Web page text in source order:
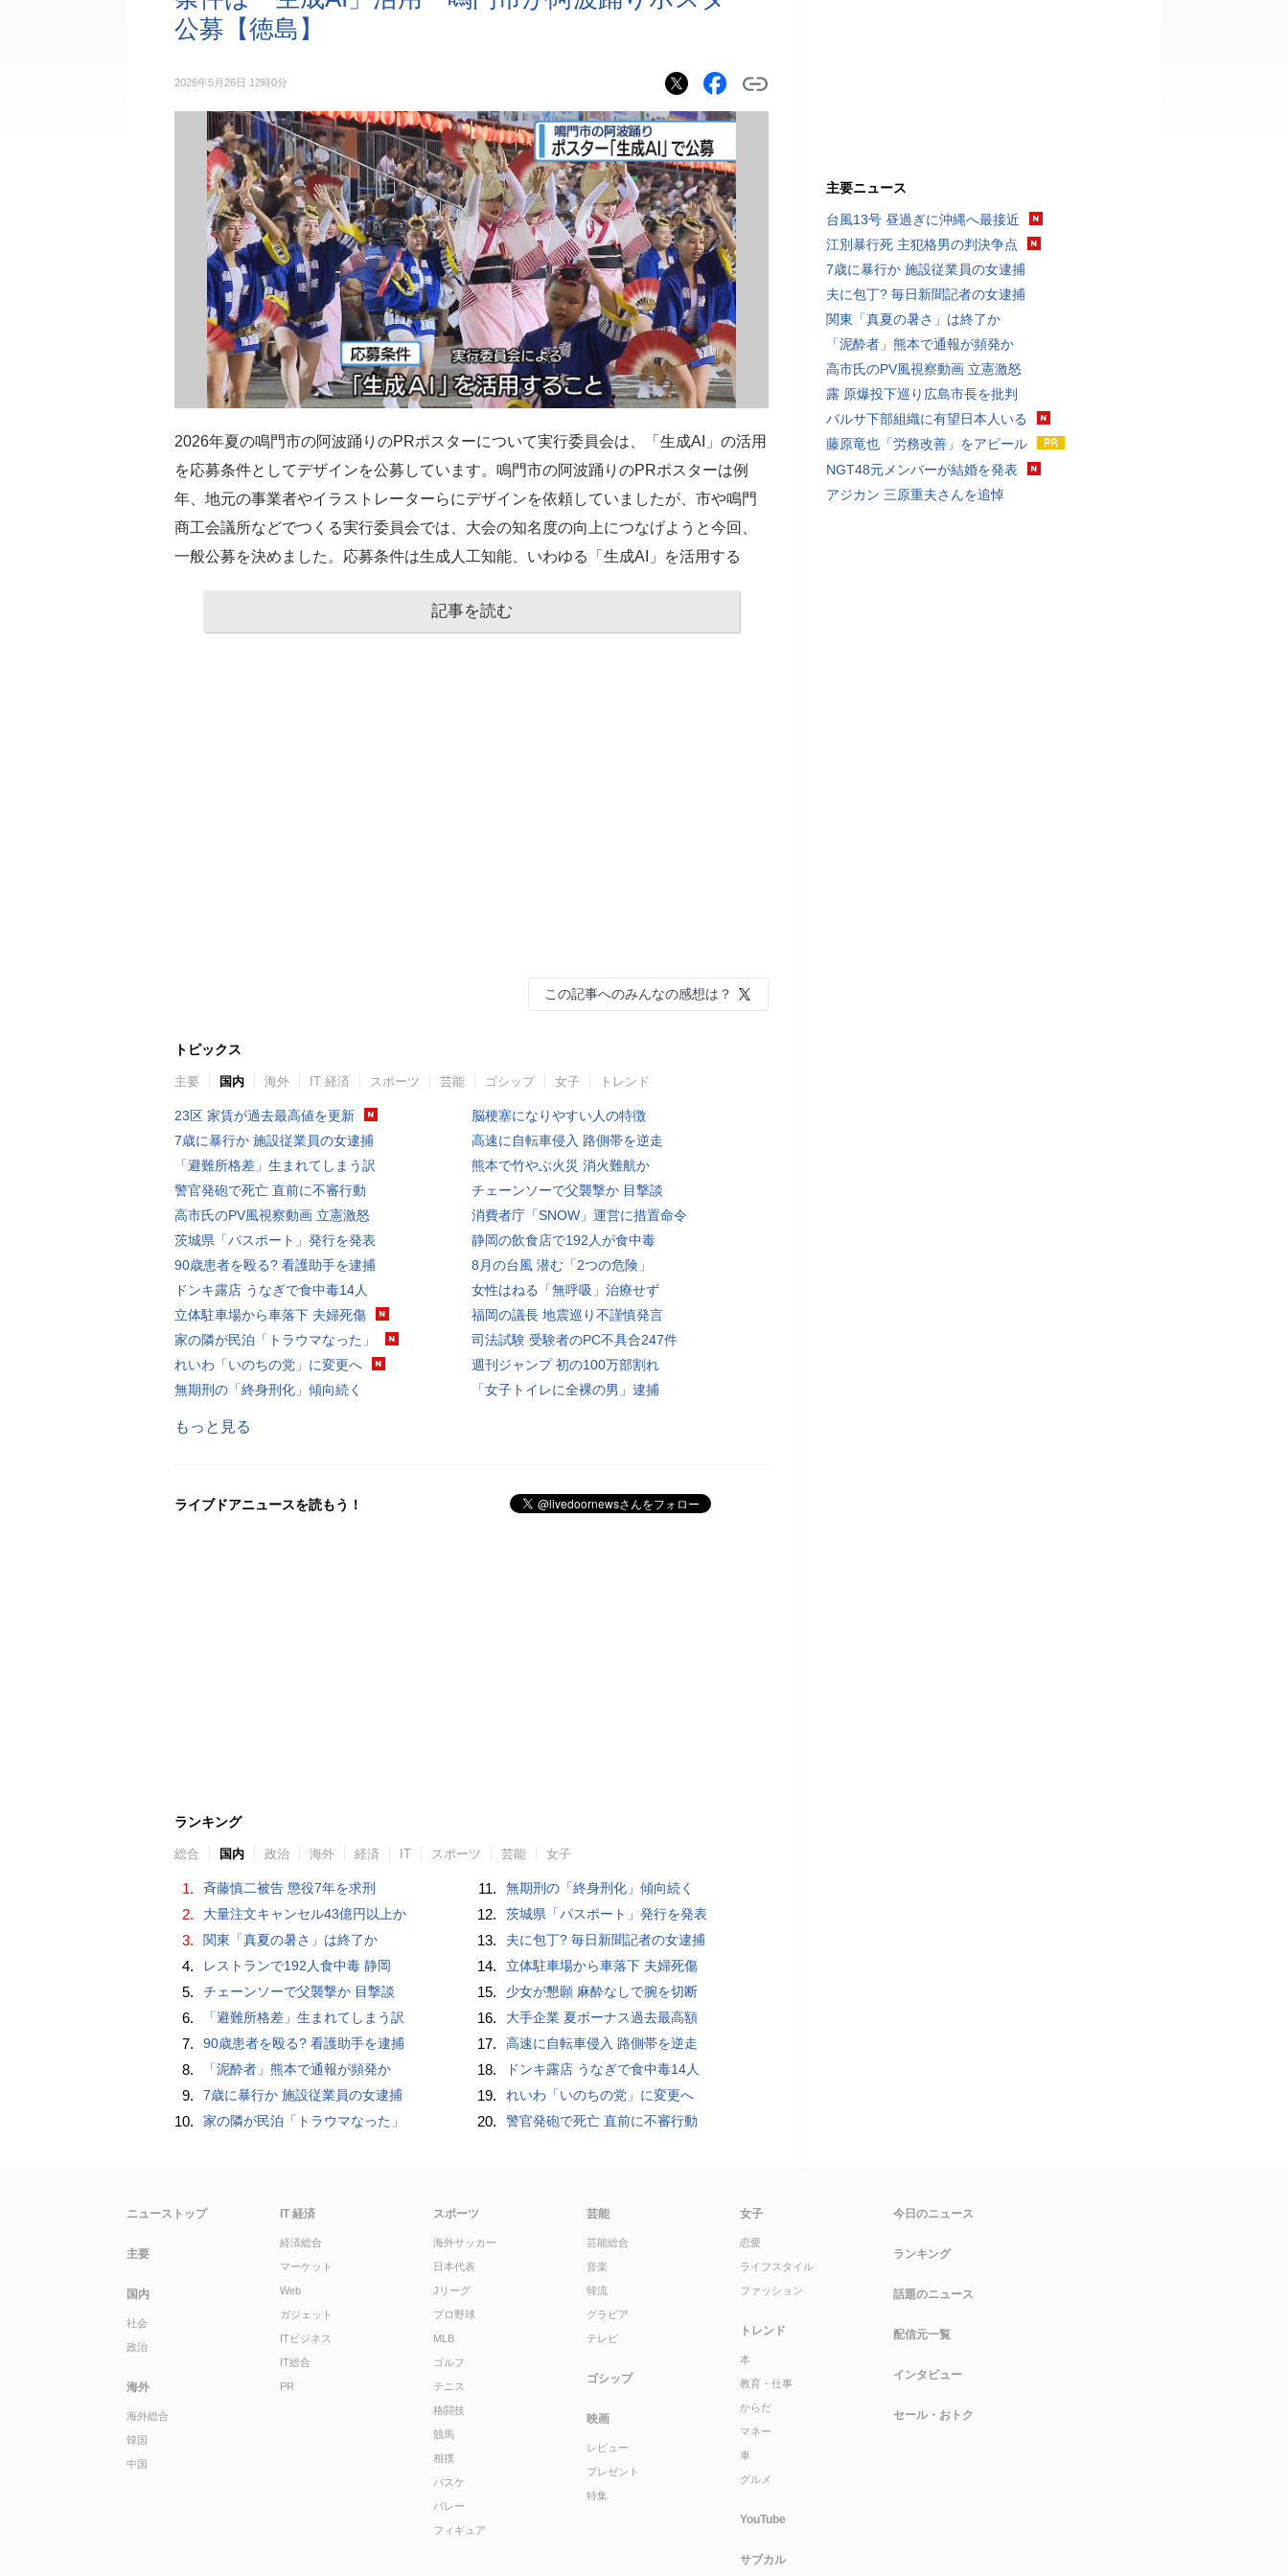
公募【徳島】
2026年5月26日 12時0分
2026年夏の鳴門市の阿波踊りのPRポスターについて実行委員会は、「生成AI」の活用
を応募条件としてデザインを公募しています。鳴門市の阿波踊りのPRポスターは例
年、地元の事業者やイラストレーターらにデザインを依頼していましたが、市や鳴門
商工会議所などでつくる実行委員会では、大会の知名度の向上につなげようと今回、
一般公募を決めました。応募条件は生成人工知能、いわゆる「生成AI」を活用する
記事を読む
この記事へのみんなの感想は？
トピックス
主要 国内 海外 IT 経済 スポーツ 芸能 ゴシップ 女子 トレンド
23区 家賃が過去最高値を更新
7歳に暴行か 施設従業員の女逮捕
「避難所格差」生まれてしまう訳
警官発砲で死亡 直前に不審行動
高市氏のPV風視察動画 立憲激怒
茨城県「パスポート」発行を発表
90歳患者を殴る? 看護助手を逮捕
ドンキ露店 うなぎで食中毒14人
立体駐車場から車落下 夫婦死傷
家の隣が民泊「トラウマなった」
れいわ「いのちの党」に変更へ
無期刑の「終身刑化」傾向続く
脳梗塞になりやすい人の特徴
高速に自転車侵入 路側帯を逆走
熊本で竹やぶ火災 消火難航か
チェーンソーで父襲撃か 目撃談
消費者庁「SNOW」運営に措置命令
静岡の飲食店で192人が食中毒
8月の台風 潜む「2つの危険」
女性はねる「無呼吸」治療せず
福岡の議長 地震巡り不謹慎発言
司法試験 受験者のPC不具合247件
週刊ジャンプ 初の100万部割れ
「女子トイレに全裸の男」逮捕
もっと見る
ライブドアニュースを読もう！
ランキング
総合 国内 政治 海外 経済 IT スポーツ 芸能 女子
1. 斉藤慎二被告 懲役7年を求刑
2. 大量注文キャンセル43億円以上か
3. 関東「真夏の暑さ」は終了か
4. レストランで192人食中毒 静岡
5. チェーンソーで父襲撃か 目撃談
6. 「避難所格差」生まれてしまう訳
7. 90歳患者を殴る? 看護助手を逮捕
8. 「泥酔者」熊本で通報が頻発か
9. 7歳に暴行か 施設従業員の女逮捕
10. 家の隣が民泊「トラウマなった」
11. 無期刑の「終身刑化」傾向続く
12. 茨城県「パスポート」発行を発表
13. 夫に包丁? 毎日新聞記者の女逮捕
14. 立体駐車場から車落下 夫婦死傷
15. 少女が懇願 麻酔なしで腕を切断
16. 大手企業 夏ボーナス過去最高額
17. 高速に自転車侵入 路側帯を逆走
18. ドンキ露店 うなぎで食中毒14人
19. れいわ「いのちの党」に変更へ
20. 警官発砲で死亡 直前に不審行動
主要ニュース
台風13号 昼過ぎに沖縄へ最接近
江別暴行死 主犯格男の判決争点
7歳に暴行か 施設従業員の女逮捕
夫に包丁? 毎日新聞記者の女逮捕
関東「真夏の暑さ」は終了か
「泥酔者」熊本で通報が頻発か
高市氏のPV風視察動画 立憲激怒
露 原爆投下巡り広島市長を批判
バルサ下部組織に有望日本人いる
藤原竜也「労務改善」をアピール
NGT48元メンバーが結婚を発表
アジカン 三原重夫さんを追悼
ニューストップ
主要
国内
社会
政治
海外
海外総合
韓国
中国
IT 経済
経済総合
マーケット
Web
ガジェット
ITビジネス
IT総合
PR
スポーツ
海外サッカー
日本代表
Jリーグ
プロ野球
MLB
ゴルフ
テニス
格闘技
競馬
相撲
バスケ
バレー
フィギュア
芸能
芸能総合
音楽
韓流
グラビア
テレビ
ゴシップ
映画
レビュー
プレゼント
特集
女子
恋愛
ライフスタイル
ファッション
トレンド
本
教育・仕事
からだ
マネー
車
グルメ
YouTube
サブカル
今日のニュース
ランキング
話題のニュース
配信元一覧
インタビュー
セール・おトク